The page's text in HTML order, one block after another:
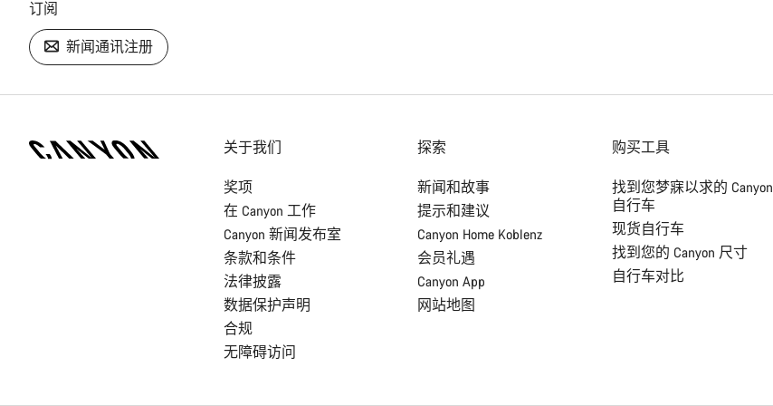
订阅
新闻通讯注册
关于我们
奖项
在 Canyon 工作
Canyon 新闻发布室
条款和条件
法律披露
数据保护声明
合规
无障碍访问
探索
新闻和故事
提示和建议
Canyon Home Koblenz
会员礼遇
Canyon App
网站地图
购买工具
找到您梦寐以求的 Canyon
自行车
现货自行车
找到您的 Canyon 尺寸
自行车对比